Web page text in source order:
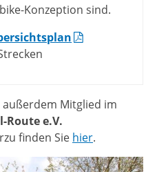
Konzeption sind.
außerdem Mitglied im
Route e.V.
finden Sie hier.